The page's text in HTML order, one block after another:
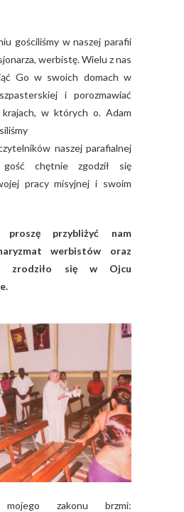
gościliśmy w naszej parafii
werbistę. Wielu z nas
Go w swoich domach w
i porozmawiać
w których o. Adam
naszej parafialnej
chętnie zgodził się
pracy misyjnej i swoim
proszę przybliżyć nam
werbistów oraz
zrodziło się w Ojcu
zakonu brzmi: